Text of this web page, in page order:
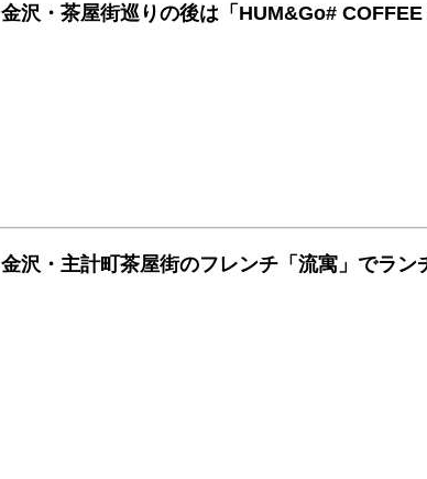
金沢・茶屋街巡りの後は「HUM&Go# COFFEE
金沢・主計町茶屋街のフレンチ「流寓」でラン